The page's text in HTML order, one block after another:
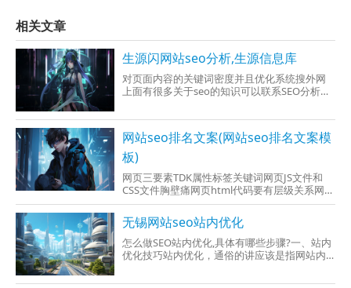
相关文章
生源闪网站seo分析,生源信息库
对页面内容的关键词密度并且优化系统搜外网
上面有很多关于seo的知识可以联系SEO分析网
不
网站seo排名文案(网站seo排名文案模
板)
网页三要素TDK属性标签关键词网页JS文件和
CSS文件胸壁痛网页html代码要有层级关系网页
html代码不能包含达到3个DIV层级
无锡网站seo站内优化
怎么做SEO站内优化,具体有哪些步骤?一、站内
优化技巧站内优化，通俗的讲应该是指网站内